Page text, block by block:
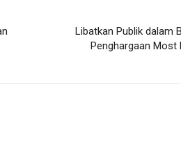
Libatkan Publik dalam
Penghargaan Most